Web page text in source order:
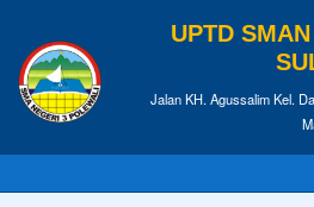
UPTD
Jalan KH. Agussalim Kel.